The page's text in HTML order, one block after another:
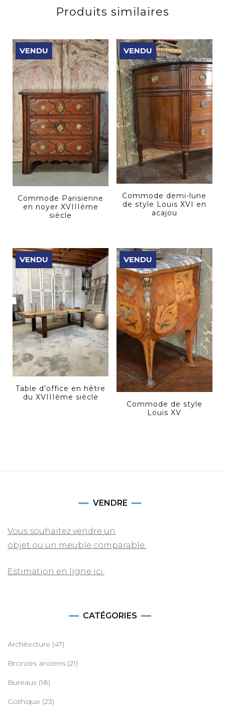
Produits similaires
VENDU
Commode Parisienne
en noyer XVIIIème
siècle
VENDU
Commode demi-lune
de style Louis XVI en
acajou
VENDU
Table d’office en hêtre
du XVIIIème siècle
VENDU
Commode de style
Louis XV
VENDRE
Vous souhaitez vendre un
objet ou un meuble comparable.
Estimation en ligne ici.
CATÉGORIES
Architecture (47)
Bronzes anciens (21)
Bureaux (18)
Gothique (23)